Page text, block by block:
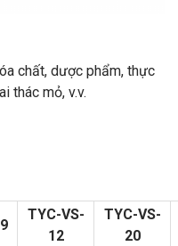
chất, dược phẩm, thực
thác mỏ, v.v.
TYC-VS-
12
TYC-VS-
20